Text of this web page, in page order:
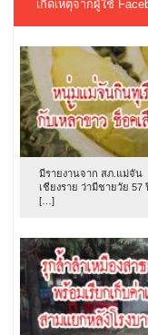
เกิดเหตุจากผู้ใช้
มีรายงานจาก สภ.แม่จัน
เชียงราย ว่ามีชายวัย 57
[…]